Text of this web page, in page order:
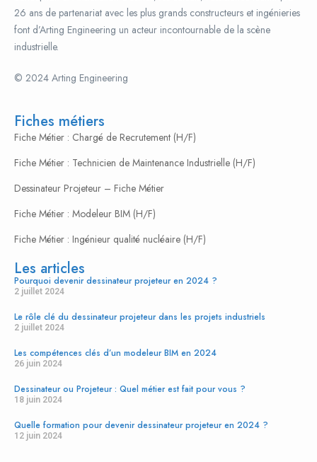
26 ans de partenariat avec les plus grands constructeurs et ingénieries
font d’Arting Engineering un acteur incontournable de la scène
industrielle.
popcultureclothing.org
pinnacle of classical artistry and technical finesse. Their timepieces are
often understated but contain some of the most exquisite finishing and
complex movements in the world.
uhren replik
Best Replica Watches
Built with relentless focus on durability, precision, and functionality, a
Rolex is a symbol of earned success. From the deep-sea explorer’s
purpose-built heritage.
replica cartier horloges
Relógios iwc Réplica
Replika montblanc zegarków
Repliky panerai Hodinky
© 2024 Arting Engineering
Fiches métiers
Fiche Métier : Chargé de Recrutement (H/F)
Fiche Métier : Technicien de Maintenance Industrielle (H/F)
Dessinateur Projeteur – Fiche Métier
Fiche Métier : Modeleur BIM (H/F)
Fiche Métier : Ingénieur qualité nucléaire (H/F)
Les articles
Pourquoi devenir dessinateur projeteur en 2024 ?
2 juillet 2024
Le rôle clé du dessinateur projeteur dans les projets industriels
2 juillet 2024
Les compétences clés d’un modeleur BIM en 2024
26 juin 2024
Dessinateur ou Projeteur : Quel métier est fait pour vous ?
18 juin 2024
Quelle formation pour devenir dessinateur projeteur en 2024 ?
12 juin 2024